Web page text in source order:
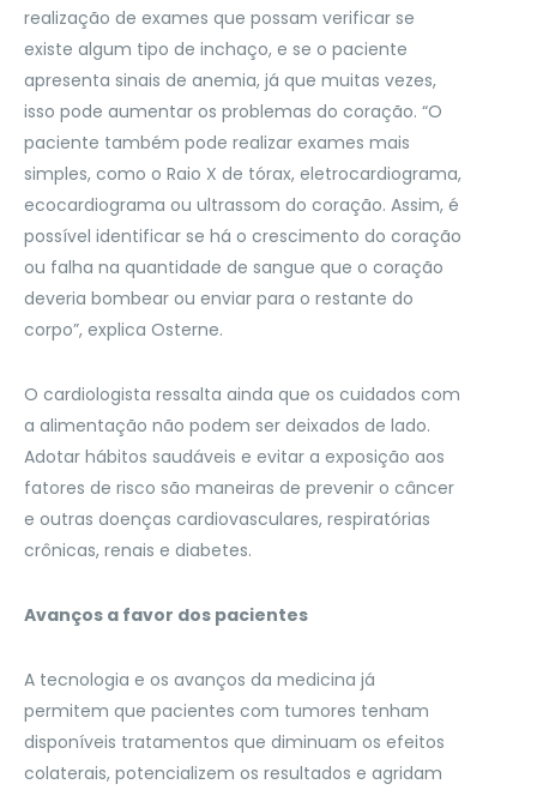
realização de exames que possam verificar se
existe algum tipo de inchaço, e se o paciente
apresenta sinais de anemia, já que muitas vezes,
isso pode aumentar os problemas do coração. “O
paciente também pode realizar exames mais
simples, como o Raio X de tórax, eletrocardiograma,
ecocardiograma ou ultrassom do coração. Assim, é
possível identificar se há o crescimento do coração
ou falha na quantidade de sangue que o coração
deveria bombear ou enviar para o restante do
corpo”, explica Osterne.
O cardiologista ressalta ainda que os cuidados com
a alimentação não podem ser deixados de lado.
Adotar hábitos saudáveis e evitar a exposição aos
fatores de risco são maneiras de prevenir o câncer
e outras doenças cardiovasculares, respiratórias
crônicas, renais e diabetes.
Avanços a favor dos pacientes
A tecnologia e os avanços da medicina já
permitem que pacientes com tumores tenham
disponíveis tratamentos que diminuam os efeitos
colaterais, potencializem os resultados e agridam